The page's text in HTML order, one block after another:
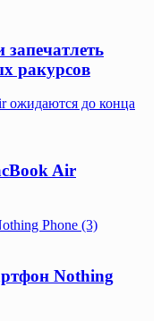
ракурсов
ожидаются до конца
Air
Phone (3)
Nothing